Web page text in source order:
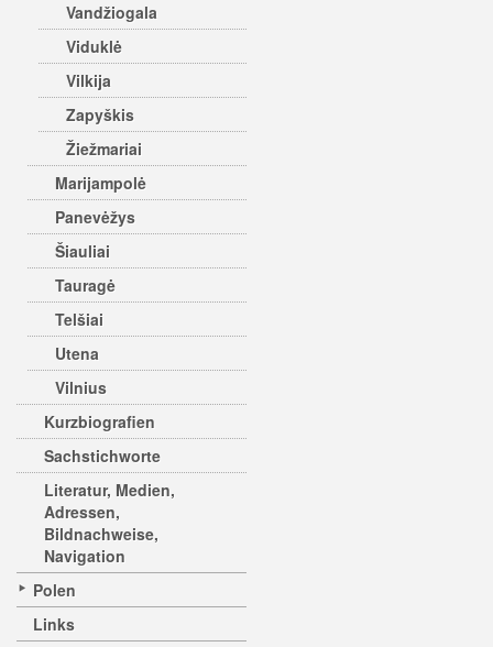
Vandžiogala
Viduklė
Vilkija
Zapyškis
Žiežmariai
Marijampolė
Panevėžys
Šiauliai
Tauragė
Telšiai
Utena
Vilnius
Kurzbiografien
Sachstichworte
Literatur, Medien,
Adressen,
Bildnachweise,
Navigation
Polen
Links